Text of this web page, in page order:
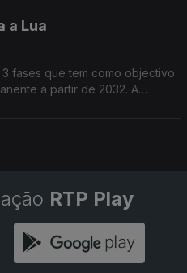
a Lua
fases que tem como objectivo
a partir de 2032. A
RTP Play